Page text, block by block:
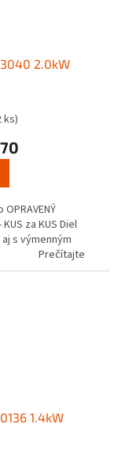
2.0kW
ks)
OPRAVENÝ
za KUS Diel
s výmenným
Prečítajte
1.4kW